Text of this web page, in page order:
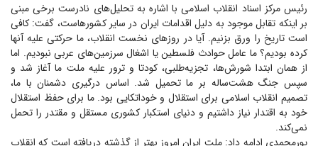
رئیس مرکز اسناد انقلاب اسلامی با اشاره به تحلیل‌های نادرست برخی مبنی
بر اینکه تقابل موجود به دلیل اقدامات ایران در سایر کشورهاست، گفت: کافی
است تاریخ را ورق بزنیم. آیا در روز‌های نخست انقلاب، ما حرکتی علیه آنها
کرده بودیم؟ ما عامل حوادث فلسطین یا اشغال سرزمین‌های عربی نبودیم. اما
از همان ابتدا شورش‌ها، تجزیه‌طلبی، کودتا و ترور علیه ملت ما آغاز شد و
سپس جنگ هشت‌ساله بر ما تحمیل شد. اساس درگیری دشمنان با ما،
تصمیم انقلاب اسلامی برای استقلال و خوداتکایی بود. ما برای حفظ استقلال
خود به اقتدار نیاز داشتیم و دنیای استکبار کشوری مستقل و مقتدر را تحمل
نمی‌کند.
پورمحمدی ادامه داد: ملت ایران امروز بهتر از گذشته دریافته است که انقلاب